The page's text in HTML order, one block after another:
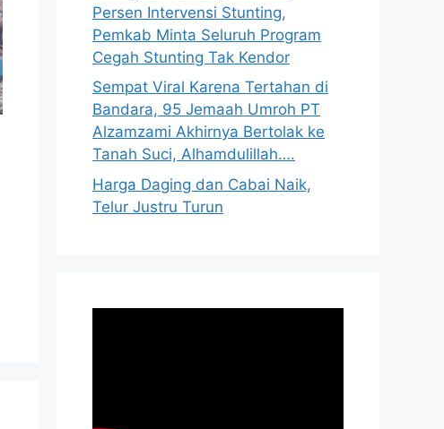
Persen Intervensi Stunting,
Pemkab Minta Seluruh Program
Cegah Stunting Tak Kendor
Sempat Viral Karena Tertahan di
Bandara, 95 Jemaah Umroh PT
Alzamzami Akhirnya Bertolak ke
Tanah Suci, Alhamdulillah….
Harga Daging dan Cabai Naik,
Telur Justru Turun